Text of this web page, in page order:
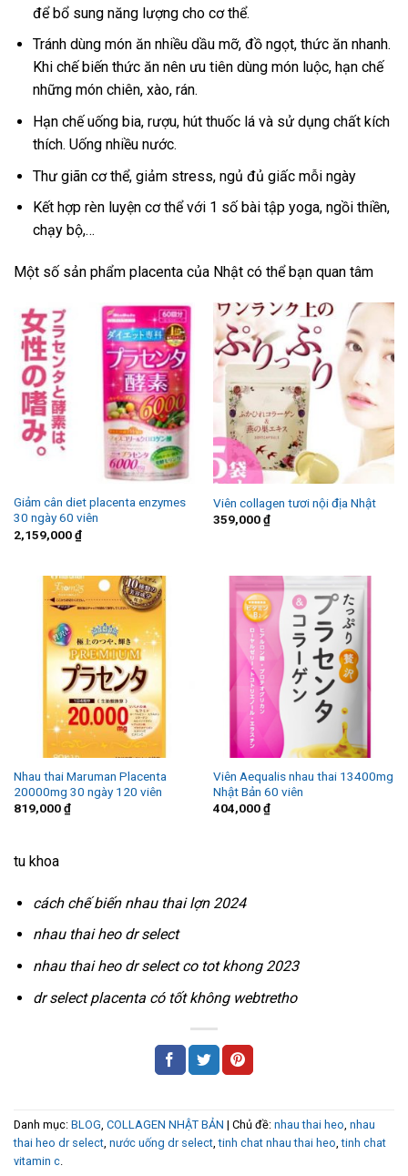
để bổ sung năng lượng cho cơ thể.
Tránh dùng món ăn nhiều dầu mỡ, đồ ngọt, thức ăn nhanh.
Khi chế biến thức ăn nên ưu tiên dùng món luộc, hạn chế
những món chiên, xào, rán.
Hạn chế uống bia, rượu, hút thuốc lá và sử dụng chất kích
thích. Uống nhiều nước.
Thư giãn cơ thể, giảm stress, ngủ đủ giấc mỗi ngày
Kết hợp rèn luyện cơ thể với 1 số bài tập yoga, ngồi thiền,
chạy bộ,…
Một số sản phẩm placenta của Nhật có thể bạn quan tâm
Giảm cân diet placenta enzymes
30 ngày 60 viên
2,159,000₫
Viên collagen tươi nội địa Nhật
359,000₫
Nhau thai Maruman Placenta
20000mg 30 ngày 120 viên
819,000₫
Viên Aequalis nhau thai 13400mg
Nhật Bản 60 viên
404,000₫
tu khoa
cách chế biến nhau thai lợn 2024
nhau thai heo dr select
nhau thai heo dr select co tot khong 2023
dr select placenta có tốt không webtretho
Danh mục: BLOG COLLAGEN NHẬT BẢN | Chủ đề: nhau thai heo nhau
thai heo dr select nước uống dr select ,tinh chat nhau thai heo ,tinh chat
vitamin c